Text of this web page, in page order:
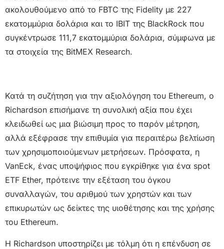
ακολουθούμενο από το FBTC της Fidelity με 227
εκατομμύρια δολάρια και το IBIT της BlackRock που
συγκέντρωσε 111,7 εκατομμύρια δολάρια, σύμφωνα με
τα στοιχεία της BitMEX Research.
Κατά τη συζήτηση για την αξιολόγηση του Ethereum, ο
Richardson επισήμανε τη συνολική αξία που έχει
κλειδωθεί ως μια βιώσιμη προς το παρόν μέτρηση,
αλλά εξέφρασε την επιθυμία για περαιτέρω βελτίωση
των χρησιμοποιούμενων μετρήσεων. Πρόσφατα, η
VanEck, ένας υποψήφιος που εγκρίθηκε για ένα spot
ETF Ether, πρότεινε την εξέταση του όγκου
συναλλαγών, του αριθμού των χρηστών και των
επικυρωτών ως δείκτες της υιοθέτησης και της χρήσης
του Ethereum.
Η Richardson υποστηρίζει με τόλμη ότι η επένδυση σε